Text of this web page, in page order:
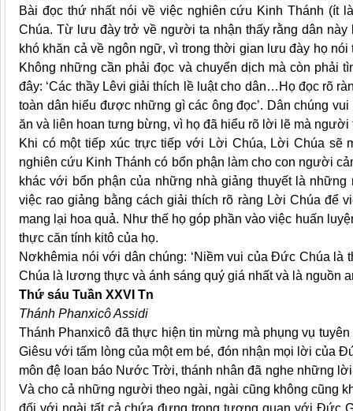
Bài đọc thứ nhất nói về việc nghiên cứu Kinh Thánh (ít
Chúa. Từ lưu đày trở về người ta nhận thấy rằng dân
khó khăn cả về ngôn ngữ, vì trong thời gian lưu đày họ
Không những cần phải đọc và chuyển dịch mà còn phải
đây: ‘Các thầy Lêvi giải thích lề luật cho dân…Họ đọc rõ
toàn dân hiểu được những gì các ông đọc’. Dân chúng
ăn và liên hoan tưng bừng, vì họ đã hiểu rõ lời lẽ mà người
Khi có một tiếp xúc trực tiếp với Lời Chúa, Lời Chúa sẽ
nghiên cứu Kinh Thánh có bổn phận làm cho con người
khác với bổn phận của những nhà giảng thuyết là
việc rao giảng bằng cách giải thích rõ ràng Lời Chúa để
mang lại hoa quả. Như thế họ góp phần vào việc huấn
thực căn tính kitô của họ.
Nơkhêmia nói với dân chúng: ‘Niềm vui của Đức Chúa là
Chúa là lương thực và ánh sáng quý giá nhất và là nguồn
Thứ sáu Tuần XXVI Tn
Thánh Phanxicô Assidi
Thánh Phanxicô đã thực hiện tin mừng mà phụng vụ
Giêsu với tấm lòng của một em bé, đón nhận mọi lời của
môn đệ loan báo Nước Trời, thánh nhân đã nghe những
Và cho cả những người theo ngài, ngài cũng không cũng